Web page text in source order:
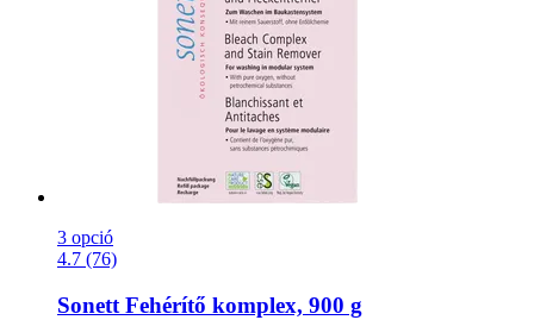
3 opció
4.7 (76)
Sonett Fehérítő komplex, 900 g